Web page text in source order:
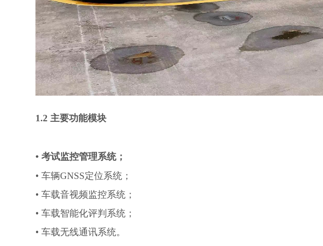
1.2 主要功能模块
• 考试监控管理系统；
• 车辆GNSS定位系统；
• 车载音视频监控系统；
• 车载智能化评判系统；
• 车载无线通讯系统。